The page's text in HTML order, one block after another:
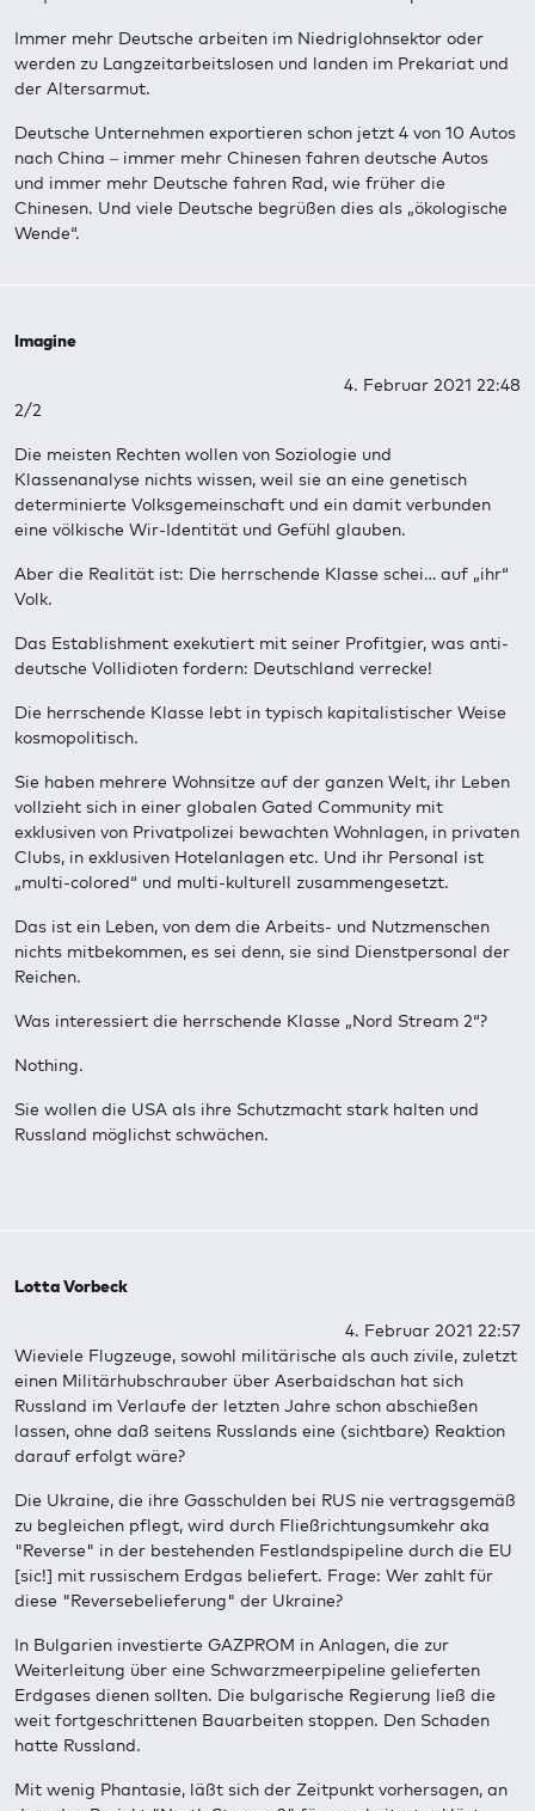
Immer mehr Deutsche arbeiten im Niedriglohnsektor oder
werden zu Langzeitarbeitslosen und landen im Prekariat und
der Altersarmut.
Deutsche Unternehmen exportieren schon jetzt 4 von 10 Autos
nach China – immer mehr Chinesen fahren deutsche Autos
und immer mehr Deutsche fahren Rad, wie früher die
Chinesen. Und viele Deutsche begrüßen dies als „ökologische
Wende“.
Imagine
4. Februar 2021 22:48
2/2
Die meisten Rechten wollen von Soziologie und
Klassenanalyse nichts wissen, weil sie an eine genetisch
determinierte Volksgemeinschaft und ein damit verbunden
eine völkische Wir-Identität und Gefühl glauben.
Aber die Realität ist: Die herrschende Klasse schei… auf „ihr“
Volk.
Das Establishment exekutiert mit seiner Profitgier, was anti-
deutsche Vollidioten fordern: Deutschland verrecke!
Die herrschende Klasse lebt in typisch kapitalistischer Weise
kosmopolitisch.
Sie haben mehrere Wohnsitze auf der ganzen Welt, ihr Leben
vollzieht sich in einer globalen Gated Community mit
exklusiven von Privatpolizei bewachten Wohnlagen, in privaten
Clubs, in exklusiven Hotelanlagen etc. Und ihr Personal ist
„multi-colored“ und multi-kulturell zusammengesetzt.
Das ist ein Leben, von dem die Arbeits- und Nutzmenschen
nichts mitbekommen, es sei denn, sie sind Dienstpersonal der
Reichen.
Was interessiert die herrschende Klasse „Nord Stream 2“?
Nothing.
Sie wollen die USA als ihre Schutzmacht stark halten und
Russland möglichst schwächen.
Lotta Vorbeck
4. Februar 2021 22:57
Wieviele Flugzeuge, sowohl militärische als auch zivile, zuletzt
einen Militärhubschrauber über Aserbaidschan hat sich
Russland im Verlaufe der letzten Jahre schon abschießen
lassen, ohne daß seitens Russlands eine (sichtbare) Reaktion
darauf erfolgt wäre?
Die Ukraine, die ihre Gasschulden bei RUS nie vertragsgemäß
zu begleichen pflegt, wird durch Fließrichtungsumkehr aka
"Reverse" in der bestehenden Festlandspipeline durch die EU
[sic!] mit russischem Erdgas beliefert. Frage: Wer zahlt für
diese "Reversebelieferung" der Ukraine?
In Bulgarien investierte GAZPROM in Anlagen, die zur
Weiterleitung über eine Schwarzmeerpipeline gelieferten
Erdgases dienen sollten. Die bulgarische Regierung ließ die
weit fortgeschrittenen Bauarbeiten stoppen. Den Schaden
hatte Russland.
Mit wenig Phantasie, läßt sich der Zeitpunkt vorhersagen, an